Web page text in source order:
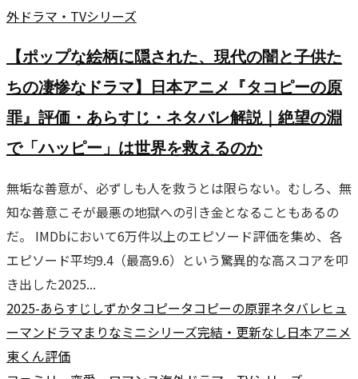
外ドラマ・TVシリーズ
【ポップな絵柄に隠された、現代の闇と子供た
ちの凄惨なドラマ】日本アニメ『タコピーの原
罪』評価・あらすじ・ネタバレ解説｜絶望の淵
で「ハッピー」は世界を救えるのか
無垢な善意が、必ずしも人を救うとは限らない。むしろ、無
知な善意こそが最悪の地獄への引き金となることもあるの
だ。 IMDbにおいて6万件以上のエピソード評価を集め、各
エピソード平均9.4（最高9.6）という驚異的な高スコアを叩
き出した2025...
2025-あらすじ しずかタコピータコピーの原罪ネタバレヒュ
ーマンドラマまりなミニシリーズ完結・更新なし日本アニメ
東くん評価